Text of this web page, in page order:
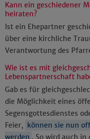
Kann ein geschiedener
heiraten?
Ist ein Ehepartner
über eine kirchliche
Verantwortung des
Wie ist es mit
Lebenspartnerschaft
Gab es für
die Möglichkeit eines
Segensgottesdienstes
Feier, können sie nun
werden . So wird auch in